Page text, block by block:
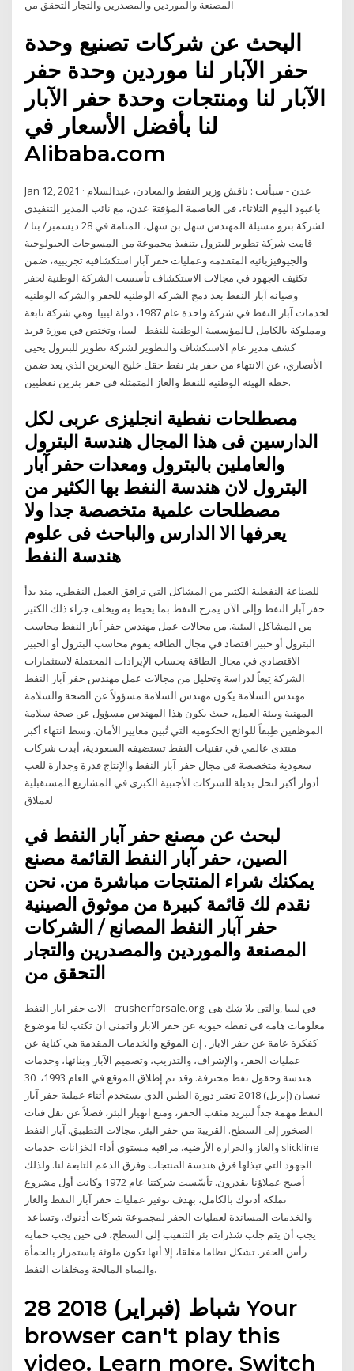
المصنعة والموردين والمصدرين والتجار التحقق من
البحث عن شركات تصنيع وحدة
حفر الآبار لنا موردين وحدة حفر
الآبار لنا ومنتجات وحدة حفر الآبار
لنا بأفضل الأسعار في
Alibaba.com
Jan 12, 2021 · عدن - سبأنت : ناقش وزير النفط والمعادن، عبدالسلام
باعبود اليوم الثلاثاء، في العاصمة المؤقتة عدن، مع نائب المدير التنفيذي
لشركة بترو مسيلة المهندس سهل بن سهل، المنامة في 28 ديسمبر/ بنا /
قامت شركة تطوير للبترول بتنفيذ مجموعة من المسوحات الجيولوجية
والجيوفيزيائية المتقدمة وعمليات حفر آبار استكشافية تجريبية، ضمن
تكثيف الجهود في مجالات الاستكشاف تأسست الشركة الوطنية لحفر
وصيانة آبار النفط بعد دمج الشركة الوطنية للحفر والشركة الوطنية
لخدمات آبار النفط في شركة واحدة عام 1987، دولة ليبيا. وهي شركة تابعة
ومملوكة بالكامل لـالمؤسسة الوطنية للنفط - ليبيا، وتختص في موزة فريد
كشف مدير عام الاستكشاف والتطوير لشركة تطوير للبترول يحيى
الأنصاري، عن الانتهاء من حفر بئر نفط حقل خليج البحرين الذي يعد ضمن
خطة الهيئة الوطنية للنفط والغاز المتمثلة في حفر بئرين نفطيين.
مصطلحات نفطية انجليزى عربى لكل
الدارسين فى هذا المجال هندسة البترول
والعاملين بالبترول ومعدات حفر آبار
البترول لان هندسة النفط بها الكثير من
مصطلحات علمية متخصصة جدا ولا
يعرفها الا الدارس والباحث فى علوم
هندسة النفط
للصناعة النفطية الكثير من المشاكل التي ترافق العمل النفطي، منذ بدأ
حفر آبار النفط وإلى الآن يمزج النفط بما يحيط به ويخلف جراء ذلك الكثير
من المشاكل البيئية. من مجالات عمل مهندس حفر اَبار النفط محاسب
البترول أو خبير اقتصاد في مجال الطاقة يقوم محاسب البترول أو الخبير
الاقتصادي في مجال الطاقة بحساب الإيرادات المحتملة لاستثمارات
الشركة تِبعاً لدراسة وتحليل من مجالات عمل مهندس حفر اَبار النفط
مهندس السلامة يكون مهندس السلامة مسؤولاً عن الصحة والسلامة
المهنية وبيئة العمل، حيث يكون هذا المهندس مسؤول عن صحة سلامة
الموظفين طِبقاً للوائح الحكومية التي تُبين معايير الأمان. وسط انتهاء أكبر
منتدى عالمي في تقنيات النفط تستضيفه السعودية، أبدت شركات
سعودية متخصصة في مجال حفر آبار النفط والإنتاج قدرة وجدارة للعب
أدوار أكبر لتحل بديلة للشركات الأجنبية الكبرى في المشاريع المستقبلية
لعملاق
لبحث عن مصنع حفر آبار النفط في
الصين، حفر آبار النفط القائمة مصنع
يمكنك شراء المنتجات مباشرة من. نحن
نقدم لك قائمة كبيرة من موثوق الصينية
حفر آبار النفط المصانع / الشركات
المصنعة والموردين والمصدرين والتجار
التحقق من
الات حفر ابار النفط - crusherforsale.org. في ليبيا ,والتى بلا شك هى
معلومات هامة فى نقطه حيوية عن حفر الابار واتمنى ان تكتب لنا موضوع
كفكرة عامة عن حفر الابار . إن الموقع والخدمات المقدمة هي كناية عن
عمليات الحفر، والإشراف، والتدريب، وتصميم الآبار وبنائها، وخدمات
هندسة وحقول نفط محترفة. وقد تم إطلاق الموقع في العام 1993، 30
نيسان (إبريل) 2018 تعتبر دورة الطين الذي يستخدم أثناء عملية حفر آبار
النفط مهمة جداً لتبريد مثقب الحفر، ومنع انهيار البئر، فضلاً عن نقل فتات
الصخور إلى السطح. ﺍﻟﻘﺮﻳﺒﺔ ﻣﻦ ﺣﻔﺮ ﺍﻟﺒﺌﺮ. ﻣﺠﺎﻻﺕ ﺍﻟﺘﻄﺒﻴﻖ. ﺁﺑﺎﺭ ﺍﻟﻨﻔﻂ
ﻭﺍﻟﻐﺎﺯ ﻭﺍﳊﺮﺍﺭﺓ ﺍﻷﺭﺿﻴﺔ. ﻣﺮﺍﻗﺒﺔ ﻣﺴﺘﻮﻯ ﺃﺩﺍﺀ ﺍﳋﺰﺍﻧﺎﺕ. ﺧﺪﻣﺎﺕ slickline
ﺍﳉﻬﻮﺩ ﺍﻟﺘﻲ ﺗﺒﺬﻟﻬﺎ ﻓﺮﻕ ﻫﻨﺪﺳﺔ ﺍﳌﻨﺘﺠﺎﺕ ﻭﻓﺮﻕ ﺍﻟﺪﻋﻢ ﺍﻟﺘﺎﺑﻌﺔ ﻟﻨﺎ. ﻭﻟﺬﻟﻚ
ﺃﺻﺒﺢ ﻋﻤﻼﺅﻧﺎ ﻳﻘﺪﺭﻭﻥ. تأسّست شركتنا عام 1972 وكانت أول مشروع
تملكه أدنوك بالكامل، بهدف توفير عمليات حفر آبار النفط والغاز
والخدمات المساندة لعمليات الحفر لمجموعة شركات أدنوك. وتساعد
يجب أن يتم جلب شذرات بئر التنقيب إلى السطح، في حين يجب حماية
رأس الحفر. تشكل نظاما مغلقا، إلا أنها تكون ملوثة باستمرار بالحمأة
والمياه المالحة ومخلفات النفط.
28 شباط (فبراير) 2018 Your
browser can't play this
video. Learn more. Switch